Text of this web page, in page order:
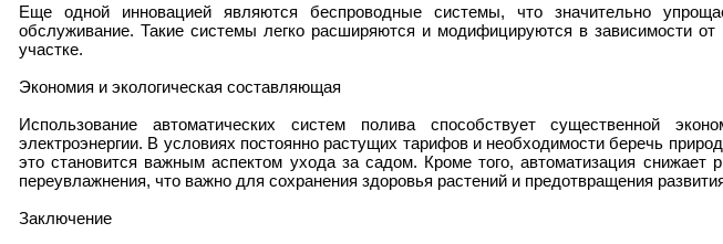
Еще одной инновацией являются беспроводные системы, что значительно
обслуживание. Такие системы легко расширяются и модифицируются в зависимости от
участке.
Экономия и экологическая составляющая
Использование автоматических систем полива способствует существенной
электроэнергии. В условиях постоянно растущих тарифов и необходимости беречь
это становится важным аспектом ухода за садом. Кроме того, автоматизация снижает
переувлажнения, что важно для сохранения здоровья растений и предотвращения
Заключение